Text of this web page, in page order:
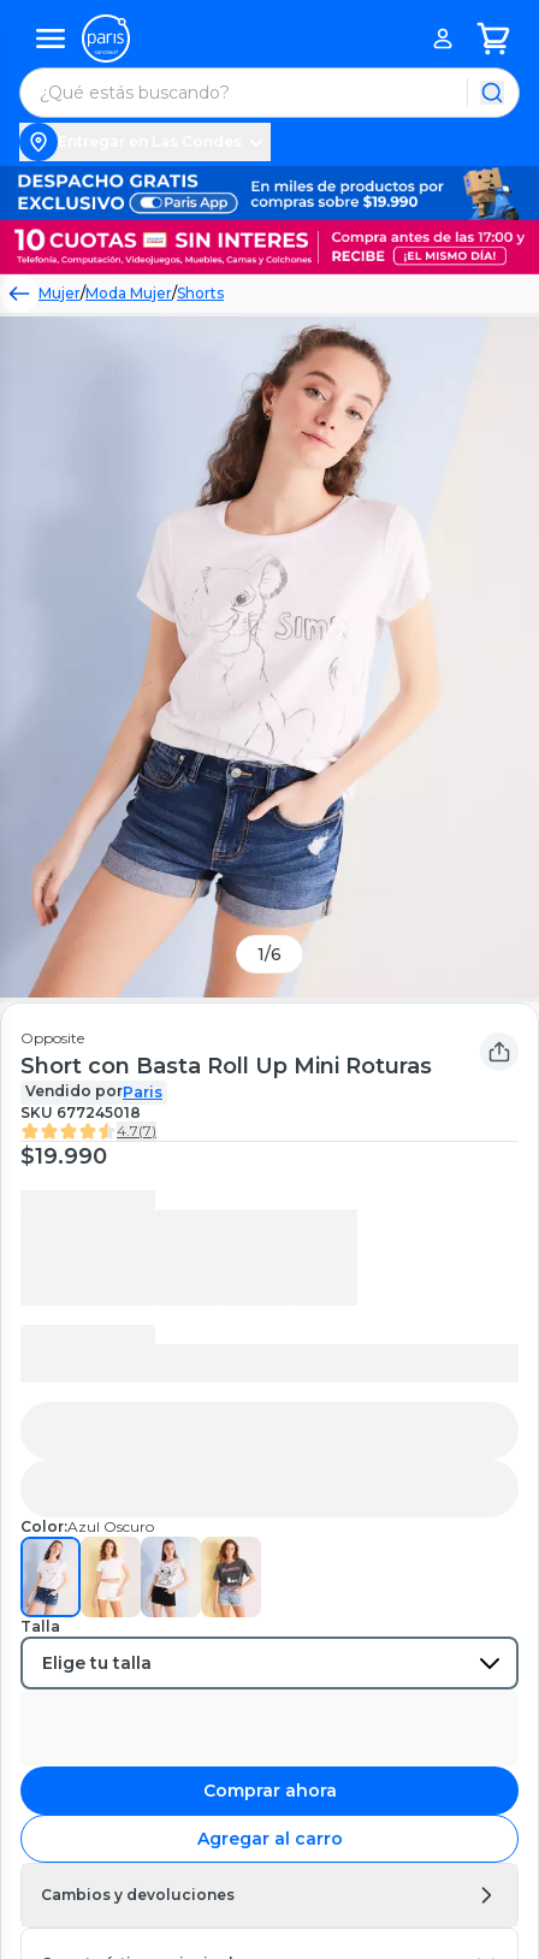
Mujer/Moda Mujer/Shorts
1/6
Opposite
Short con Basta Roll Up Mini Roturas
Vendido porParis
SKU 677245018
4.7(7)
$19.990
Color:Azul Oscuro
Talla
Comprar ahora
Agregar al carro
Cambios y devoluciones